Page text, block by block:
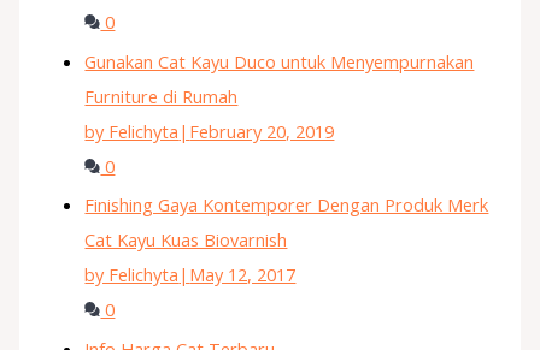
0
Gunakan Cat Kayu Duco untuk Menyempurnakan
Furniture di Rumah
by Felichyta | February 20, 2019
0
Finishing Gaya Kontemporer Dengan Produk Merk
Cat Kayu Kuas Biovarnish
by Felichyta | May 12, 2017
0